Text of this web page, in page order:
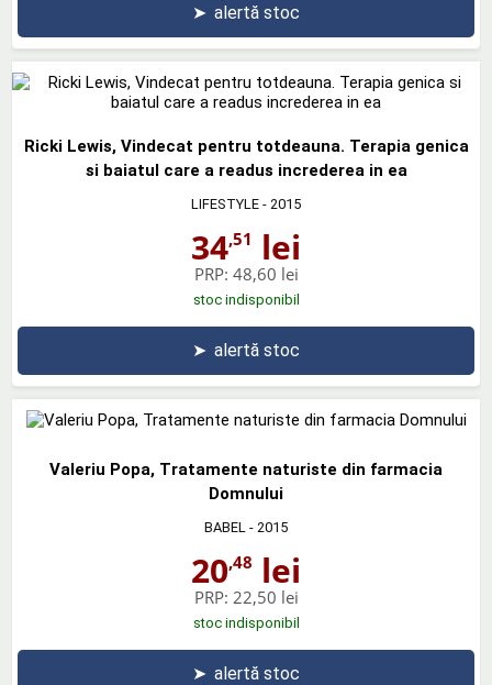
➤ alertă stoc
Ricki Lewis, Vindecat pentru totdeauna. Terapia genica
si baiatul care a readus increderea in ea
LIFESTYLE - 2015
34,51 lei
PRP: 48,60 lei
stoc indisponibil
➤ alertă stoc
Valeriu Popa, Tratamente naturiste din farmacia
Domnului
BABEL - 2015
20,48 lei
PRP: 22,50 lei
stoc indisponibil
➤ alertă stoc